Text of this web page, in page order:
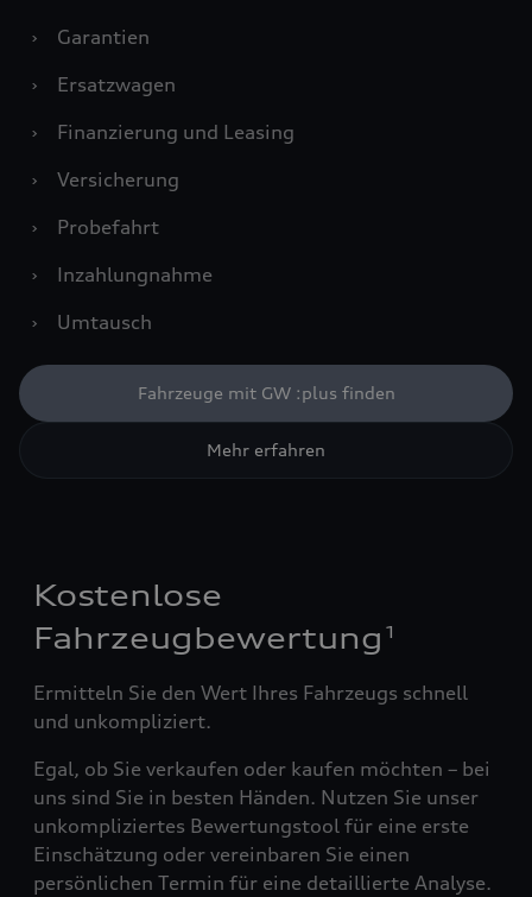
›
Garantien
›
Ersatzwagen
›
Finanzierung und Leasing
›
Versicherung
›
Probefahrt
›
Inzahlungnahme
›
Umtausch
Fahrzeuge mit GW :plus finden
Mehr erfahren
Kostenlose
Fahrzeugbewertung 1
Ermitteln Sie den Wert Ihres Fahrzeugs schnell
und unkompliziert.
Egal, ob Sie verkaufen oder kaufen möchten – bei
uns sind Sie in besten Händen. Nutzen Sie unser
unkompliziertes Bewertungstool für eine erste
Einschätzung oder vereinbaren Sie einen
persönlichen Termin für eine detaillierte Analyse.